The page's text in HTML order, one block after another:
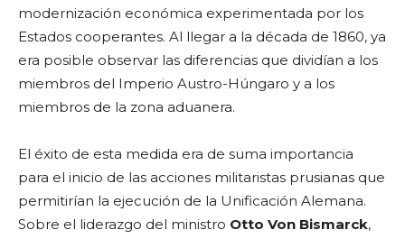
modernización económica experimentada por los
Estados cooperantes. Al llegar a la década de 1860, ya
era posible observar las diferencias que dividían a los
miembros del Imperio Austro-Húngaro y a los
miembros de la zona aduanera.
El éxito de esta medida era de suma importancia
para el inicio de las acciones militaristas prusianas que
permitirían la ejecución de la Unificación Alemana.
Sobre el liderazgo del ministro Otto Von Bismarck,